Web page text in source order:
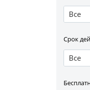
Все
Срок
Все